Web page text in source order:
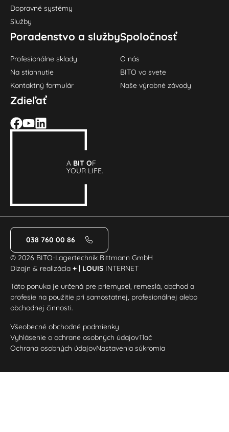
Dopravné systémy
Služby
Poradenstvo a služby
Profesionálne sklady
Na stiahnutie
Kontaktný formulár
Spoločnosť
O nás
BITO vo svete
Naše výrobné závody
Zdieľať
A BIT OF
YOUR LIFE.
038 760 00 86
© 2026 BITO-Lagertechnik Bittmann GmbH
Dizajn & realizácia+ | LOUIS INTERNET
Táto ponuka je určená pre priemysel, remeslá, obchod a
profesie na použitie pri samostatnej, profesionálnej alebo
obchodnej činnosti.
Všeobecné obchodné podmienky
Vyhlásenie o ochrane osobných údajovTlač
Ochrana osobných údajovNastavenia súkromia